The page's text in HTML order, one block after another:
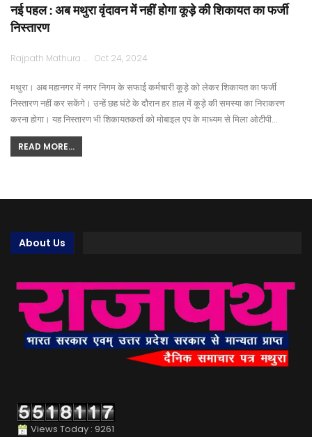
नई पहल : अब मथुरा वृंदावन में नहीं होगा कूड़े की शिकायत का फर्जी
निस्तारण
Rajpath Mathura Oct 24, 2024
मथुरा। अब महानगर में नगर निगम के सफाई कर्मचारी कूड़े को लेकर शिकायत का फर्जी
निस्तारण नहीं कर सकेंगे। उन्हें छह घंटे के दौरान हर हाल में कूड़े की समस्या का निराकरण
करना होगा। यह निस्तारण भी शिकायतकर्ता को मोबाइल एप के माध्यम से मिला ओटीपी…
READ MORE...
About Us
Views Today : 9261